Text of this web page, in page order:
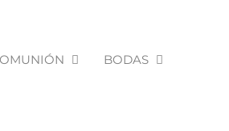
BODAS